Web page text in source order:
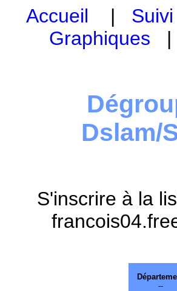
Accueil | Suivi
Graphiques |
Dslam/
S'inscrire à la
--